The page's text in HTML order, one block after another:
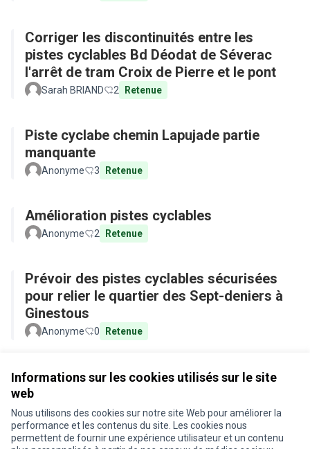
Informations sur les cookies utilisés sur le site
web
Nous utilisons des cookies sur notre site Web pour améliorer la
performance et les contenus du site. Les cookies nous
permettent de fournir une expérience utilisateur et un contenu
Corriger les discontinuités entre les
pistes cyclables Bd Déodat de Séverac
l'arrêt de tram Croix de Pierre et le pont
Sarah BRIAND 2 Retenue
Piste cyclabe chemin Lapujade partie
manquante
Anonyme 3 Retenue
Amélioration pistes cyclables
Anonyme 2 Retenue
Prévoir des pistes cyclables sécurisées
pour relier le quartier des Sept-deniers à
Ginestous
Anonyme 0 Retenue
Conditions d'utilisation
Paramètres des cookies
Je participe ! sur X
Je participe ! sur Facebook
Je participe ! sur Instagram